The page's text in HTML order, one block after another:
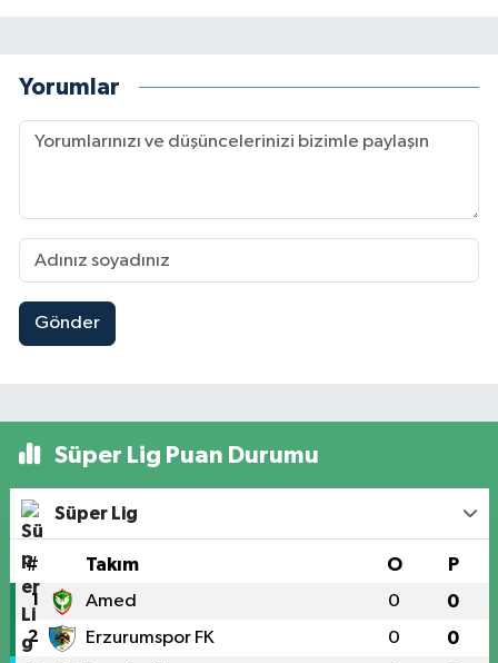
Yorumlar
Gönder
Süper Lig Puan Durumu
Süper Lig
# Takım O P
1 Amed 0 0
2 Erzurumspor FK 0 0